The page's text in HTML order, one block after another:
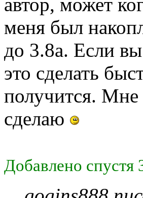
меня был
до 3.8а. Если
это сделать
получится. Мне
сделаю
Добавлено